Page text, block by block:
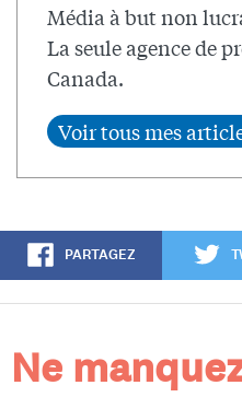
Média à but non
La seule agence de
Canada.
PARTAGEZ
Ne